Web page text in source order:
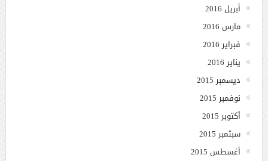
أبريل 2016
مارس 2016
فبراير 2016
يناير 2016
ديسمبر 2015
نوفمبر 2015
أكتوبر 2015
سبتمبر 2015
أغسطس 2015